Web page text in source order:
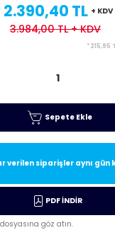
2.390,40 TL + KDV
3.984,00 TL+ KDV
Sepete Ekle
verilen siparişler aynı
PDF İNDİR
göz atın.